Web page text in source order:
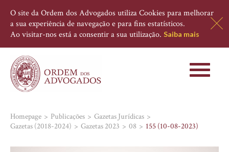
O site da Ordem dos Advogados utiliza Cookies para melhorar
a sua experiência de navegação e para fins estatísticos.
Ao visitar-nos está a consentir a sua utilização. Saiba mais
Toggle
Homepage Publicações
Gazetas Jurídicas
Gazetas (2018-2024)
Gazetas 2023 08 155 (10-08-2023)